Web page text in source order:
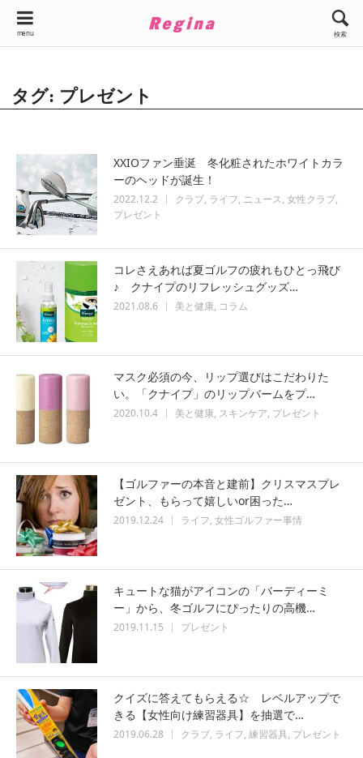
menu 検索
タグ: プレゼント
XXIOファン垂涎 冬化粧されたホワイトカラ
ーのヘッドが誕生！
2022.12.2 クラブ ライフ ニュース 女性クラブ
プレゼント
コレさえあれば夏ゴルフの疲れもひとっ飛び
♪ クナイプのリフレッシュグッズ…
2021.08.6 美と健康 コラム
マスク必須の今、リップ選びはこだわりた
い。「クナイプ」のリップバームをプ…
2020.10.4 美と健康 スキンケア プレゼント
【ゴルファーの本音と建前】クリスマスプレ
ゼント、もらって嬉しいor困った…
2019.12.24 ライフ 女性ゴルファー事情
キュートな猫がアイコンの「バーディーミ
ー」から、冬ゴルフにぴったりの高機…
2019.11.15 プレゼント
クイズに答えてもらえる☆ レベルアップで
きる【女性向け練習器具】を抽選で…
2019.06.28 クラブ ライフ 練習器具 プレゼント